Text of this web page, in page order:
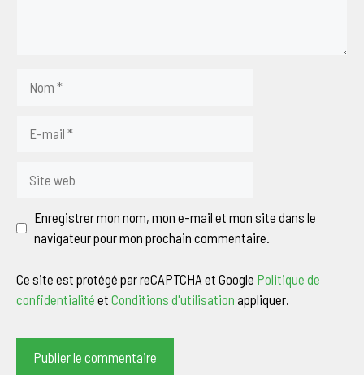
mail
web
Enregistrer mon nom, mon e-mail et mon site dans le
navigateur pour mon prochain commentaire.
Ce site est protégé par reCAPTCHA et Google Politique de
confidentialité et Conditions d'utilisation appliquer.